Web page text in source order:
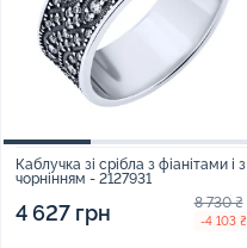
Каблучка зі срібла з фіанітами і з
чорнінням - 2127931
4 627 грн 8 730 ₴
-4 103 ₴